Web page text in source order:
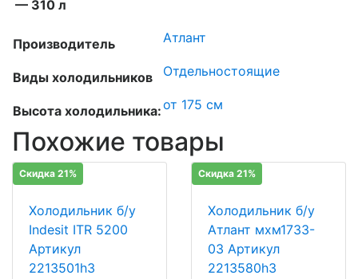
— 310 л
Производитель Атлант
Виды холодильников Отдельностоящие
Высота холодильника:от 175 см
Похожие товары
Скидка 21%
Холодильник б/у
Indesit ITR 5200
Артикул
2213501h3
Скидка 21%
Холодильник б/у
Атлант мхм1733-
03 Артикул
2213580h3